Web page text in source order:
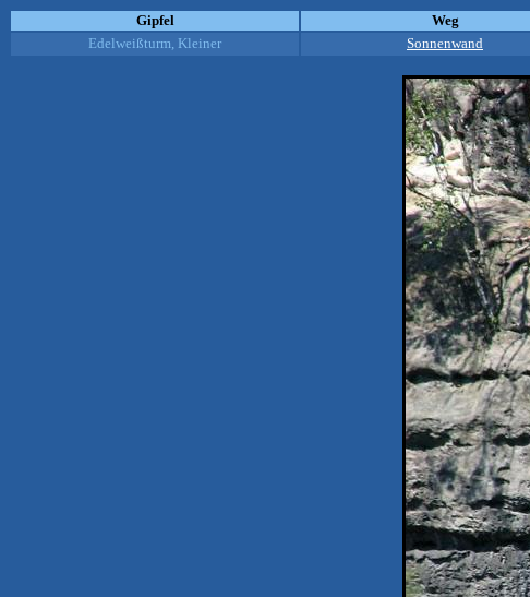
Gipfel Weg
Edelweißturm, Kleiner
Sonnenwand